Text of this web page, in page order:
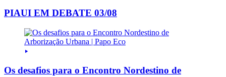
PIAUI EM DEBATE 03/08
Os desafios para o Encontro Nordestino de